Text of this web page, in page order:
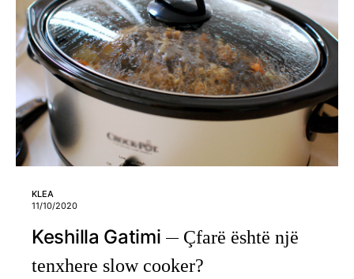
KLEA
11/10/2020
Keshilla Gatimi
Çfarë është një
tenxhere slow cooker?